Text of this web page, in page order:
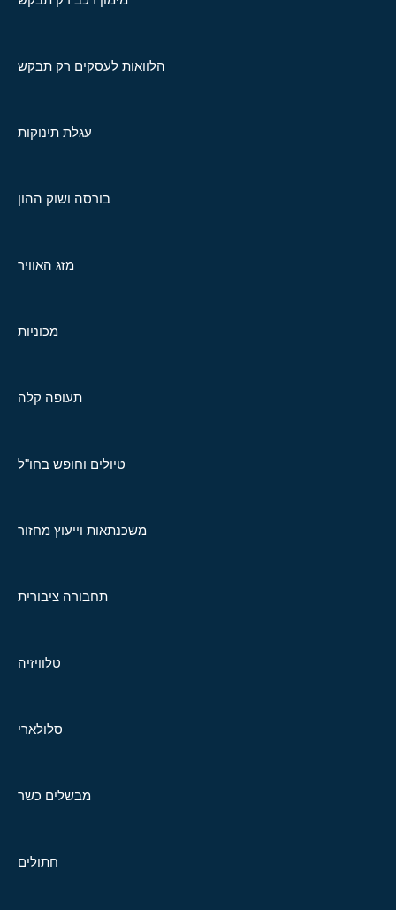
הלוואות לעסקים רק תבקש
עגלת תינוקות
בורסה ושוק ההון
מזג האוויר
מכוניות
תעופה קלה
טיולים וחופש בחו"ל
משכנתאות וייעוץ מחזור
תחבורה ציבורית
טלוויזיה
סלולארי
מבשלים כשר
חתולים